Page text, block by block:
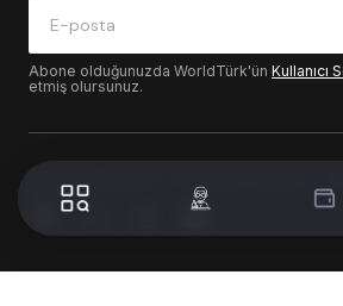
Abone olduğunuzda WorldTürk'ün Kullanıcı
etmiş olursunuz.
© 2024 WorldTurk. Tüm Hakları Saklıdır. -
Volion's